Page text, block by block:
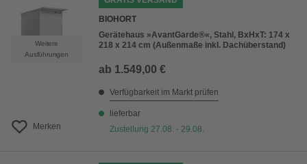
Weitere
Ausführungen
Merken
BIOHORT
Gerätehaus »AvantGarde®«, Stahl, BxHxT: 174 x
218 x 214 cm (Außenmaße inkl. Dachüberstand)
ab 1.549,00 €
Verfügbarkeit im Markt prüfen
lieferbar
Zustellung 27.08. - 29.08.